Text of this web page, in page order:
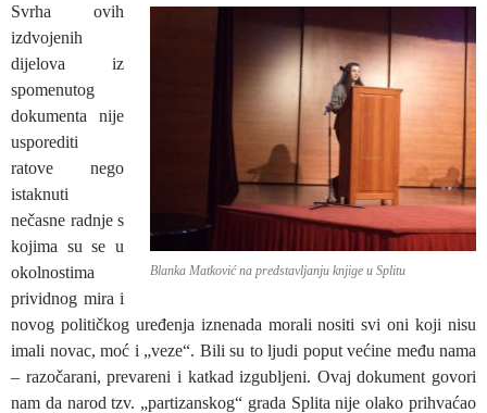
Blanka Matković na predstavljanju knjige u Splitu
Svrha ovih
izdvojenih
dijelova iz
spomenutog
dokumenta nije
usporediti
ratove nego
istaknuti
nečasne radnje s
kojima su se u
okolnostima
prividnog mira i
novog političkog uređenja iznenada morali nositi svi oni koji nisu
imali novac, moć i „veze“. Bili su to ljudi poput većine među nama
– razočarani, prevareni i katkad izgubljeni. Ovaj dokument govori
nam da narod tzv. „partizanskog“ grada Splita nije olako prihvaćao